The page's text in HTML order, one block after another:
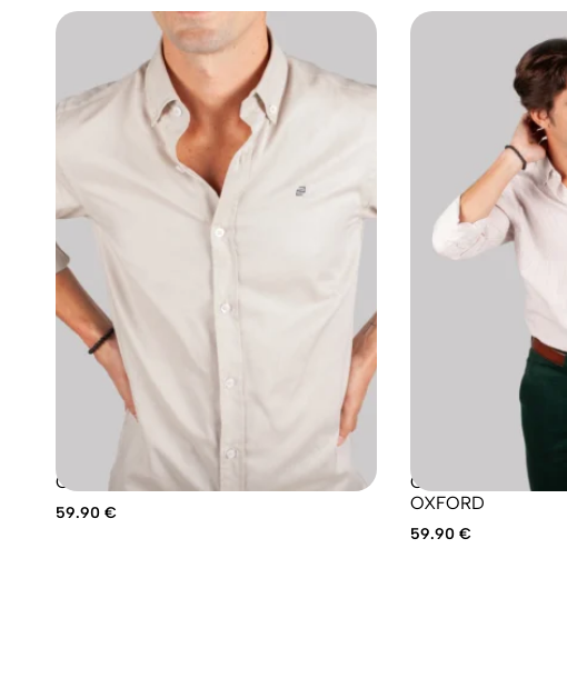
CAMISA SPORT OXFORD BEIGE
59.90 €
CAMISA SPORT RAYAS BEIGE
OXFORD
59.90 €